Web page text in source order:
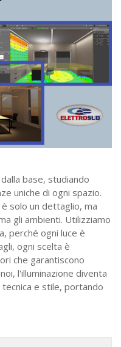
base, studiando
uniche di ogni spazio.
solo un dettaglio, ma
gli ambienti. Utilizziamo
perché ogni luce è
ogni scelta è
che garantiscono
l'illuminazione diventa
e stile, portando